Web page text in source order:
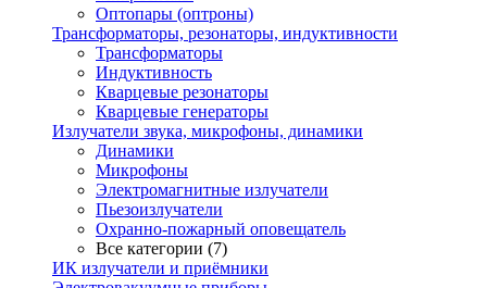
Оптопары (оптроны)
Трансформаторы, резонаторы, индуктивности
Трансформаторы
Индуктивность
Кварцевые резонаторы
Кварцевые генераторы
Излучатели звука, микрофоны, динамики
Динамики
Микрофоны
Электромагнитные излучатели
Пьезоизлучатели
Охранно-пожарный оповещатель
Все категории (7)
ИК излучатели и приёмники